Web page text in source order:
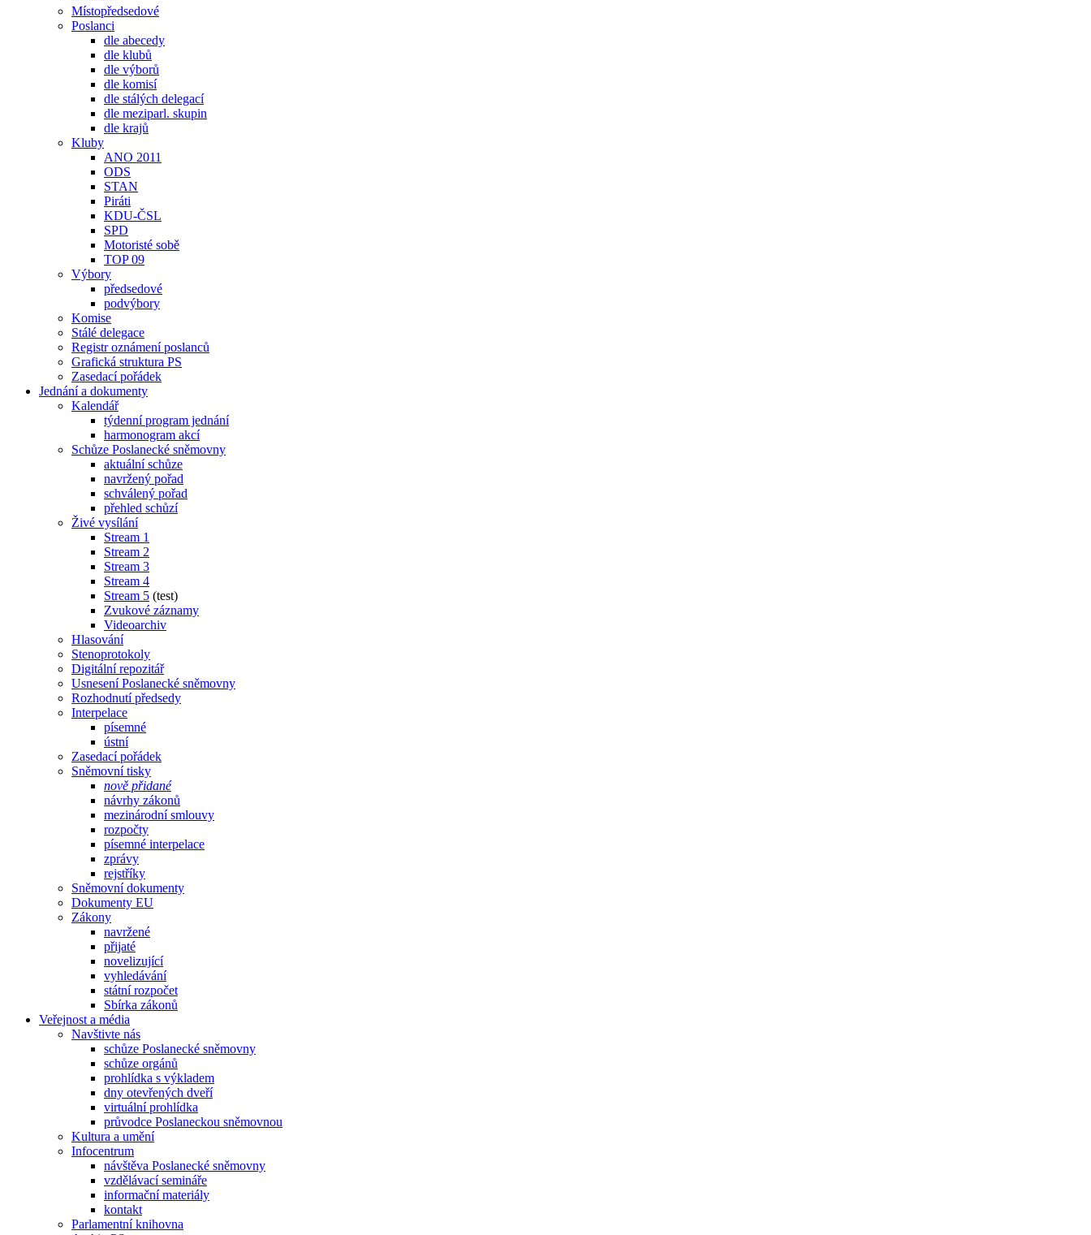
Místopředsedové
Poslanci
dle abecedy
dle klubů
dle výborů
dle komisí
dle stálých delegací
dle meziparl. skupin
dle krajů
Kluby
ANO 2011
ODS
STAN
Piráti
KDU-ČSL
SPD
Motoristé sobě
TOP 09
Výbory
předsedové
podvýbory
Komise
Stálé delegace
Registr oznámení poslanců
Grafická struktura PS
Zasedací pořádek
Jednání a dokumenty
Kalendář
týdenní program jednání
harmonogram akcí
Schůze Poslanecké sněmovny
aktuální schůze
navržený pořad
schválený pořad
přehled schůzí
Živé vysílání
Stream 1
Stream 2
Stream 3
Stream 4
Stream 5 (test)
Zvukové záznamy
Videoarchiv
Hlasování
Stenoprotokoly
Digitální repozitář
Usnesení Poslanecké sněmovny
Rozhodnutí předsedy
Interpelace
písemné
ústní
Zasedací pořádek
Sněmovní tisky
nově přidané
návrhy zákonů
mezinárodní smlouvy
rozpočty
písemné interpelace
zprávy
rejstříky
Sněmovní dokumenty
Dokumenty EU
Zákony
navržené
přijaté
novelizující
vyhledávání
státní rozpočet
Sbírka zákonů
Veřejnost a média
Navštivte nás
schůze Poslanecké sněmovny
schůze orgánů
prohlídka s výkladem
dny otevřených dveří
virtuální prohlídka
průvodce Poslaneckou sněmovnou
Kultura a umění
Infocentrum
návštěva Poslanecké sněmovny
vzdělávací semináře
informační materiály
kontakt
Parlamentní knihovna